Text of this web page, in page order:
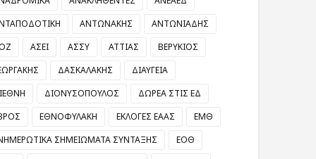
ΑΝΤΩΝΑΚΗΣ
ΑΝΤΩΝΙΑΔΗΣ
ΑΣΕΙ ΑΣΣΥ ΑΤΤΙΑΣ
ΒΕΡΥΚΙΟΣ
ΔΑΣΚΑΛΑΚΗΣ
ΔΙΑΥΓΕΙΑ
ΔΙΟΝΥΣΟΠΟΥΛΟΣ
ΔΩΡΕΑ ΣΤΙΣ ΕΔ
ΕΘΝΟΦΥΛΑΚΗ ΕΚΛΟΓΕΣ ΕΑΑΣ
ΕΜΘ
ΣΗΜΕΙΩΜΑΤΑ ΣΥΝΤΑΞΗΣ
ΕΟΘ